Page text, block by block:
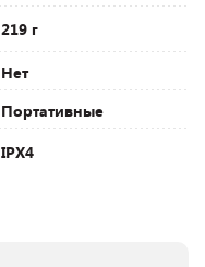
219 г
Нет
Портативные
IPX4